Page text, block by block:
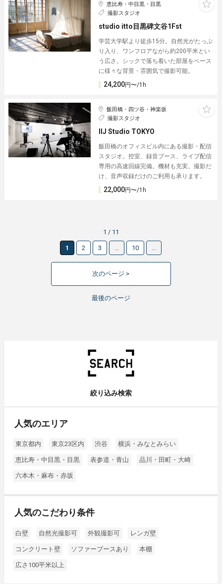
恵比寿・中目黒・目黒
撮影スタジオ
studio itto目黒碑文谷1Fst
学芸大学駅より徒歩15分。自然光がたっぷ
り入り、ワンフロアながら約200平米とい
う広さ。シックで落ち着いた部屋をベース
に様々な背景・雰囲気で撮影可能。
24,200円〜/1h
飯田橋・四ツ谷・神楽坂
撮影スタジオ
IIJ Studio TOKYO
飯田橋のオフィスビル内にある撮影・配信
スタジオ。控室、録音ブース、ライブ配信
専用の高速回線完備。機材も充実。撮影だ
け、音声収録だけのご利用も承ります。
22,000円〜/1h
1 / 11
1 2 3 10
次のページ >
最後のページ
絞り込み検索
人気のエリア
東京都内 東京23区内 渋谷 横浜・みなとみらい
恵比寿・中目黒・目黒 表参道・青山 品川・田町・大崎
六本木・麻布・赤坂
人気のこだわり条件
白壁 自然光撮影可 外観撮影可 レンガ壁
コンクリート壁 ソファーブースあり 本棚
広さ100平米以上